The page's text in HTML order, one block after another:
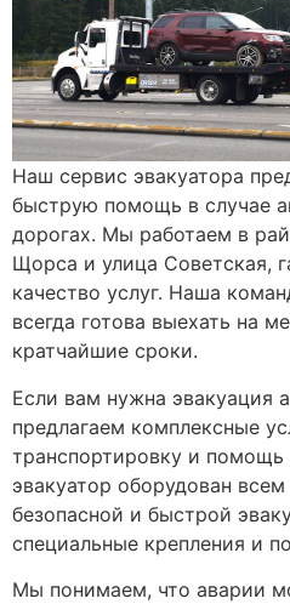
Наш сервис эвакуатора
быструю помощь в случае
дорогах. Мы работаем в
Щорса и улица Советская,
качество услуг. Наша
всегда готова выехать на
кратчайшие сроки.
Если вам нужна эвакуация
предлагаем комплексные
транспортировку и
эвакуатор оборудован
безопасной и быстрой
специальные крепления и
Мы понимаем, что аварии